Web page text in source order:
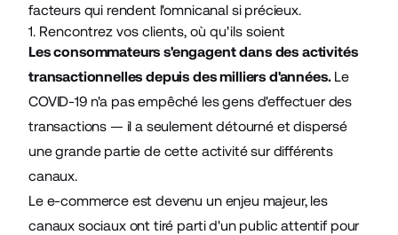
facteurs qui rendent l'omnicanal si précieux.
1. Rencontrez vos clients, où qu'ils soient
Les consommateurs s'engagent dans des activités
transactionnelles depuis des milliers d'années.Le
COVID-19 n'a pas empêché les gens d'effectuer des
transactions — il a seulement détourné et dispersé
une grande partie de cette activité sur différents
canaux.
Le e-commerce est devenu un enjeu majeur, les
canaux sociaux ont tiré parti d'un public attentif pour